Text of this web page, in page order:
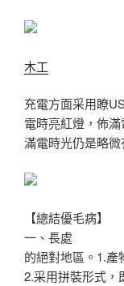
木工
充電方面采用瞭
電時亮紅燈，佈
滿電時光仍是略微
【總結優毛病】
一、長處
的絕對地區。1.產
2.采用拼裝形式，